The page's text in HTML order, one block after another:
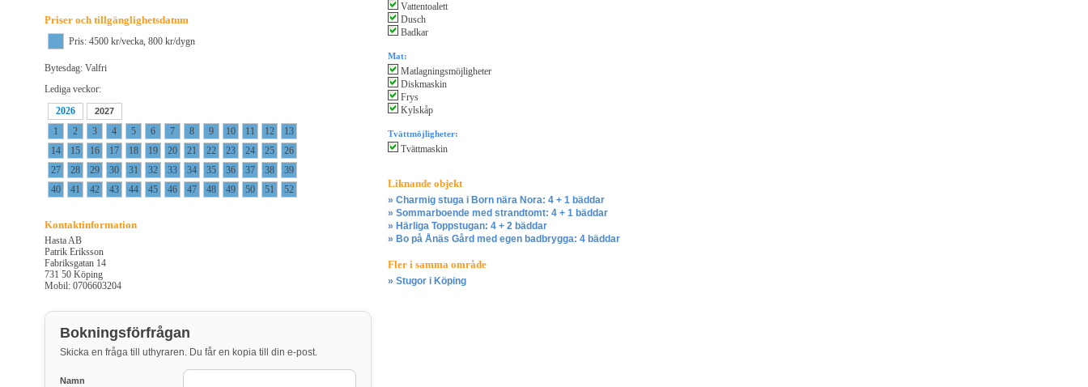
Priser och tillgänglighetsdatum
Pris: 4500 kr/vecka, 800 kr/dygn
Bytesdag: Valfri
Lediga veckor:
2026
2027
1 2 3 4 5 6 7 8 9 10 11 12
13
14
15 16 17 18 19 20 21 22 23 24 25
26
27
28 29 30 31 32 33 34 35 36 37 38
39
40
41 42 43 44 45 46 47 48 49 50 51 52
Kontaktinformation
Hasta AB
Patrik Eriksson
Fabriksgatan 14
731 50 Köping
Mobil: 0706603204
Bokningsförfrågan
Skicka en fråga till uthyraren. Du får en kopia till din e-post.
Namn
Vattentoalett
Dusch
Badkar
Mat:
Matlagningsmöjligheter
Diskmaskin
Frys
Kylskåp
Tvättmöjligheter:
Tvättmaskin
Liknande objekt
» Charmig stuga i Born nära Nora: 4 + 1 bäddar
» Sommarboende med strandtomt: 4 + 1 bäddar
» Härliga Toppstugan: 4 + 2 bäddar
» Bo på Ånäs Gård med egen badbrygga: 4 bäddar
Fler i samma område
» Stugor i Köping